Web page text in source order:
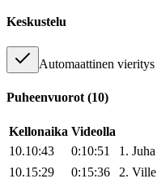
Keskustelu
Automaattinen vieritys
Puheenvuorot (10)
Kellonaika Videolla
10.10:43
0:10:51 1. Juha
10.15:29
0:15:36 2. Ville